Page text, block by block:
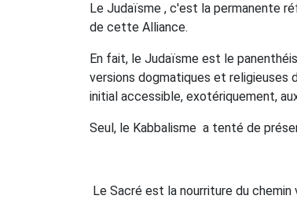
Le Judaïsme , c'est la permanente
de cette Alliance.
En fait, le Judaïsme est le
versions dogmatiques et religieuses
initial accessible, exotériquement,
Seul, le Kabbalisme a tenté de
Le Sacré est la nourriture du chemin